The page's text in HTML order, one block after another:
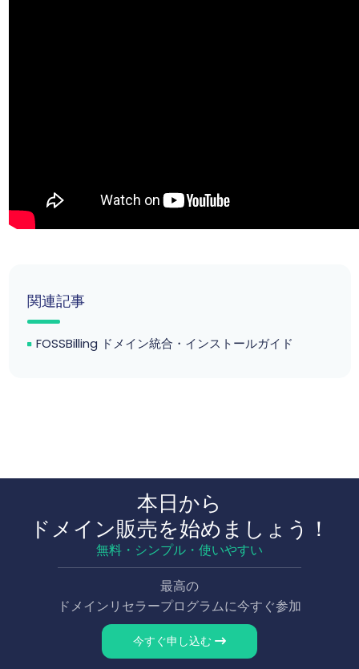
関連記事
FOSSBilling ドメイン統合・インストールガイド
本日から
ドメイン販売を始めましょう！
無料・シンプル・使いやすい
最高の
ドメインリセラープログラムに今すぐ参加
今すぐ申し込む